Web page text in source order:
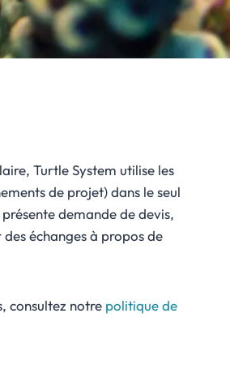
Turtle System utilise les
de projet) dans le seul
demande de devis,
échanges à propos de
consultez notre politique de